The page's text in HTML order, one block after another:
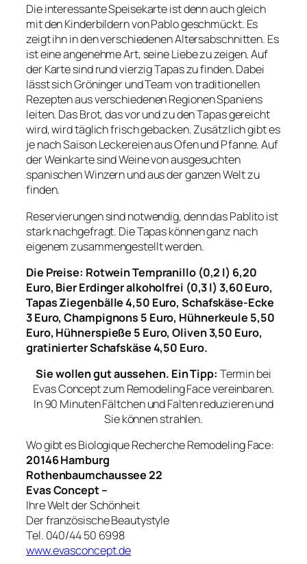
Die interessante Speisekarte ist denn auch gleich
mit den Kinderbildern von Pablo geschmückt. Es
zeigt ihn in den verschiedenen Altersabschnitten. Es
ist eine angenehme Art, seine Liebe zu zeigen. Auf
der Karte sind rund vierzig Tapas zu finden. Dabei
lässt sich Gröninger und Team von traditionellen
Rezepten aus verschiedenen Regionen Spaniens
leiten. Das Brot, das vor und zu den Tapas gereicht
wird, wird täglich frisch gebacken. Zusätzlich gibt es
je nach Saison Leckereien aus Ofen und Pfanne. Auf
der Weinkarte sind Weine von ausgesuchten
spanischen Winzern und aus der ganzen Welt zu
finden.
Reservierungen sind notwendig, denn das Pablito ist
stark nachgefragt. Die Tapas können ganz nach
eigenem zusammengestellt werden.
Die Preise: Rotwein Tempranillo (0,2 l) 6,20
Euro, Bier Erdinger alkoholfrei (0,3 l) 3,60 Euro,
Tapas Ziegenbälle 4,50 Euro, Schafskäse-Ecke
3 Euro, Champignons 5 Euro, Hühnerkeule 5,50
Euro, Hühnerspieße 5 Euro, Oliven 3,50 Euro,
gratinierter Schafskäse 4,50 Euro.
Sie wollen gut aussehen. Ein Tipp: Termin bei
Evas Concept zum Remodeling Face vereinbaren.
In 90 Minuten Fältchen und Falten reduzieren und
Sie können strahlen.
Wo gibt es Biologique Recherche Remodeling Face:
20146 Hamburg
Rothenbaumchaussee 22
Evas Concept –
Ihre Welt der Schönheit
Der französische Beautystyle
Tel. 040/44 50 6998
www.evasconcept.de